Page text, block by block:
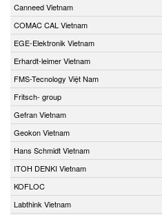
Canneed Vietnam
COMAC CAL Vietnam
EGE-Elektronik Vietnam
Erhardt-leimer Vietnam
FMS-Tecnology Việt Nam
Fritsch- group
Gefran Vietnam
Geokon Vietnam
Hans Schmidt Vietnam
ITOH DENKI Vietnam
KOFLOC
Labthink Vietnam